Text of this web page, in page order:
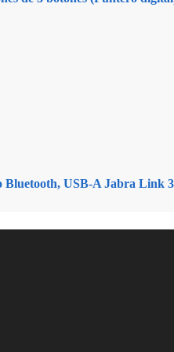
USB-A Jabra Link